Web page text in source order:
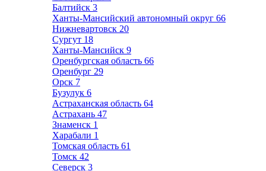
Балтийск 3
Ханты-Мансийский автономный округ 66
Нижневартовск 20
Сургут 18
Ханты-Мансийск 9
Оренбургская область 66
Оренбург 29
Орск 7
Бузулук 6
Астраханская область 64
Астрахань 47
Знаменск 1
Харабали 1
Томская область 61
Томск 42
Северск 3